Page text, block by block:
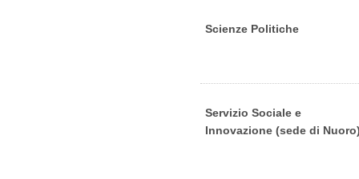
Scienze Politiche
Servizio Sociale e
Innovazione (sede di